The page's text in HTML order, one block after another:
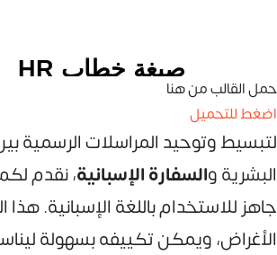
حمل القالب من هنا
اضغط للتحميل
لتبسيط وتوحيد المراسلات الرسمية
البشرية والسفارة الإسبانية، نقدم
جاهز للاستخدام باللغة الإسبانية.
الأغراض، ويمكن تكييفه بسهولة